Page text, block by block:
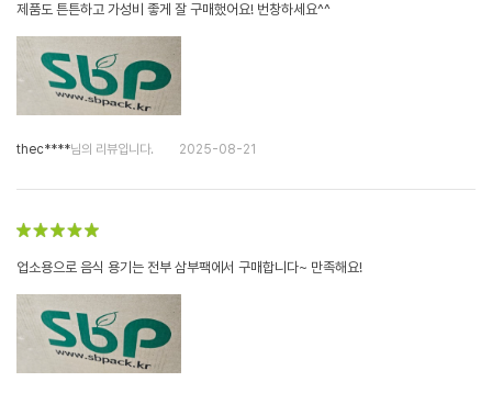
제품도 튼튼하고 가성비 좋게 잘 구매했어요! 번창하세요^^
thec****님의 리뷰입니다. 2025-08-21
업소용으로 음식 용기는 전부 삼부팩에서 구매합니다~ 만족해요!